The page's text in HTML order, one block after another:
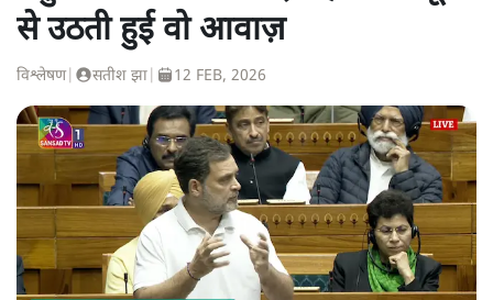
से उठती हुई वो आवाज़
विश्लेषण| सतीश झा 12 FEB, 2026